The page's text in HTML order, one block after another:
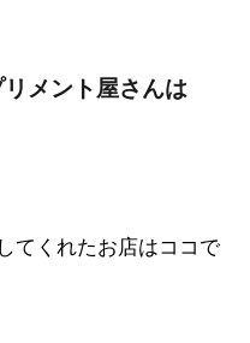
メント屋さんは
てくれたお店はココで